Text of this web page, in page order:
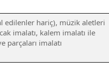
edilenler hariç), müzik aletleri
imalatı, kalem imalatı ile
parçaları imalatı